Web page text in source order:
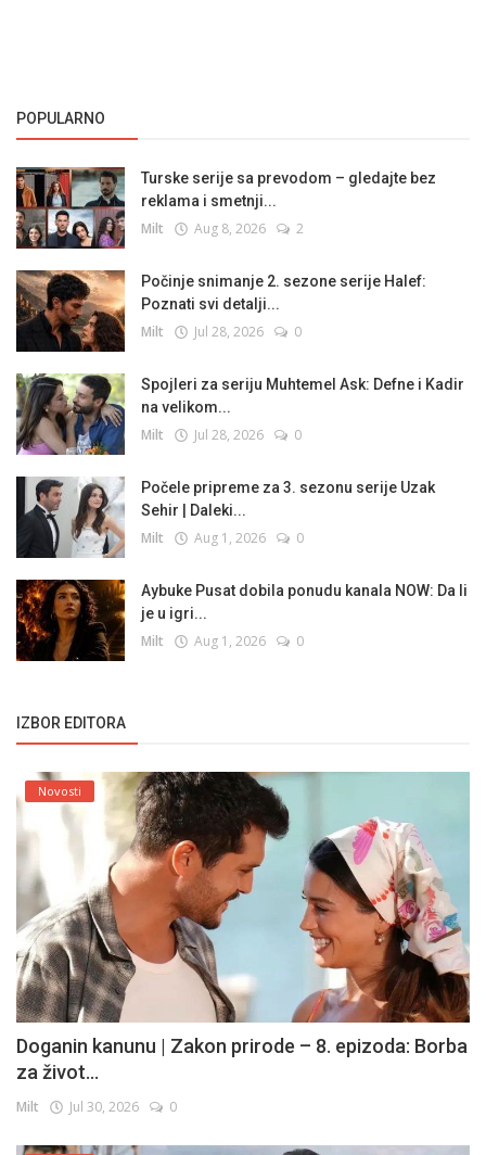
POPULARNO
Turske serije sa prevodom – gledajte bez
reklama i smetnji...
Milt Aug 8, 2026 2
Počinje snimanje 2. sezone serije Halef:
Poznati svi detalji...
Milt Jul 28, 2026 0
Spojleri za seriju Muhtemel Ask: Defne i Kadir
na velikom...
Milt Jul 28, 2026 0
Počele pripreme za 3. sezonu serije Uzak
Sehir | Daleki...
Milt Aug 1, 2026 0
Aybuke Pusat dobila ponudu kanala NOW: Da li
je u igri...
Milt Aug 1, 2026 0
IZBOR EDITORA
Novosti
Doganin kanunu | Zakon prirode – 8. epizoda: Borba
za život...
Milt Jul 30, 2026 0